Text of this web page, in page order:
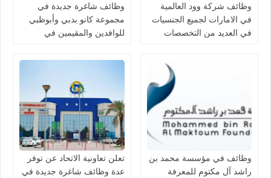
وظائف شركة وود العالمية
في الامارات لجميع الجنسيات
في العديد من التخصصات
وظائف شاغرة جديدة في
مجموعة كانو بدبي وأبوظبي
للوافدين والمقيمين في
وظائف في مؤسسة محمد بن
راشد آل مكتوم للمعرفة
تعلن تعاونية الاتحاد عن توفر
عدة وظائف شاغرة جديدة في